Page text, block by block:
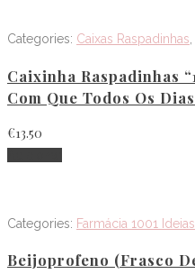
Categories: Caixas Raspadinhas,
Caixinha Raspadinhas
Com Que Todos Os
€13.50
Categories: Farmácia 1001
Beijoprofeno (frasco